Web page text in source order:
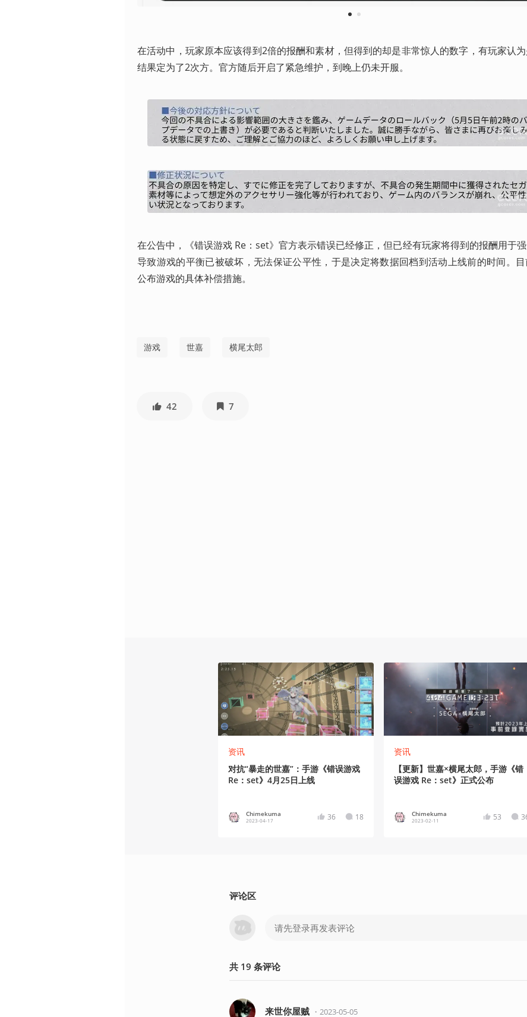
1 2
在活动中，玩家原本应该得到2倍的报酬和素材，但得到的却是非常惊人的数字，有玩家认
结果定为了2次方。官方随后开启了紧急维护，到晚上仍未开服。
在公告中，《错误游戏 Re：set》官方表示错误已经修正，但已经有玩家将得到的报酬用于强
导致游戏的平衡已被破坏，无法保证公平性，于是决定将数据回档到活动上线前的时间。
公布游戏的具体补偿措施。
游戏 世嘉 横尾太郎
42 7
资讯
对抗“暴走的世嘉”：手游《错误游戏
Re：set》4月25日上线
Chimekuma
2023-04-17 36 18
资讯
【更新】世嘉×横尾太郎，手游《错
误游戏 Re：set》正式公布
Chimekuma
2023-02-11 53
评论区
共 19 条评论
来世你屋贼 ・ 2023-05-05